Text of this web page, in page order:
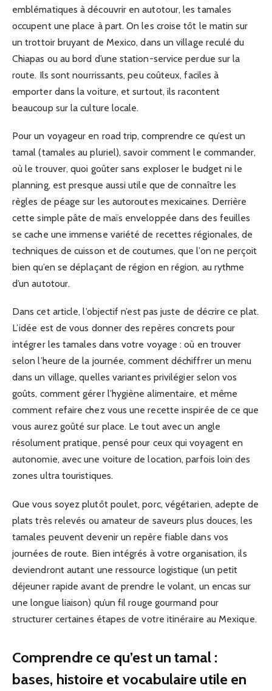
emblématiques à découvrir en autotour, les tamales
occupent une place à part. On les croise tôt le matin sur
un trottoir bruyant de Mexico, dans un village reculé du
Chiapas ou au bord d’une station-service perdue sur la
route. Ils sont nourrissants, peu coûteux, faciles à
emporter dans la voiture, et surtout, ils racontent
beaucoup sur la culture locale.
Pour un voyageur en road trip, comprendre ce qu’est un
tamal (tamales au pluriel), savoir comment le commander,
où le trouver, quoi goûter sans exploser le budget ni le
planning, est presque aussi utile que de connaître les
règles de péage sur les autoroutes mexicaines. Derrière
cette simple pâte de maïs enveloppée dans des feuilles
se cache une immense variété de recettes régionales, de
techniques de cuisson et de coutumes, que l’on ne perçoit
bien qu’en se déplaçant de région en région, au rythme
d’un autotour.
Dans cet article, l’objectif n’est pas juste de décrire ce plat.
L’idée est de vous donner des repères concrets pour
intégrer les tamales dans votre voyage : où en trouver
selon l’heure de la journée, comment déchiffrer un menu
dans un village, quelles variantes privilégier selon vos
goûts, comment gérer l’hygiène alimentaire, et même
comment refaire chez vous une recette inspirée de ce que
vous aurez goûté sur place. Le tout avec un angle
résolument pratique, pensé pour ceux qui voyagent en
autonomie, avec une voiture de location, parfois loin des
zones ultra touristiques.
Que vous soyez plutôt poulet, porc, végétarien, adepte de
plats très relevés ou amateur de saveurs plus douces, les
tamales peuvent devenir un repère fiable dans vos
journées de route. Bien intégrés à votre organisation, ils
deviendront autant une ressource logistique (un petit
déjeuner rapide avant de prendre le volant, un encas sur
une longue liaison) qu’un fil rouge gourmand pour
structurer certaines étapes de votre itinéraire au Mexique.
Comprendre ce qu’est un tamal :
bases, histoire et vocabulaire utile en